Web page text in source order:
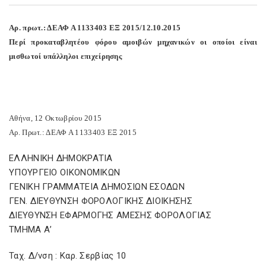
Αρ. πρωτ.: ΔΕΑΦ Α 1133403 ΕΞ 2015/12.10.2015
Περί προκαταβλητέου φόρου αμοιβών μηχανικών οι οποίοι είναι
μισθωτοί υπάλληλοι επιχείρησης
Αθήνα, 12 Οκτωβρίου 2015
Αρ. Πρωτ.: ΔΕΑΦ Α 1133403 ΕΞ 2015
ΕΛΛΗΝΙΚΗ ΔΗΜΟΚΡΑΤΙΑ
ΥΠΟΥΡΓΕΙΟ ΟΙΚΟΝΟΜΙΚΩΝ
ΓΕΝΙΚΗ ΓΡΑΜΜΑΤΕΙΑ ΔΗΜΟΣΙΩΝ ΕΣΟΔΩΝ
ΓΕΝ. ΔΙΕΥΘΥΝΣΗ ΦΟΡΟΛΟΓΙΚΗΣ ΔΙΟΙΚΗΣΗΣ
ΔΙΕΥΘΥΝΣΗ ΕΦΑΡΜΟΓΗΣ ΑΜΕΣΗΣ ΦΟΡΟΛΟΓΙΑΣ
ΤΜΗΜΑ Α’
Ταχ. Δ/νση : Καρ. Σερβίας 10